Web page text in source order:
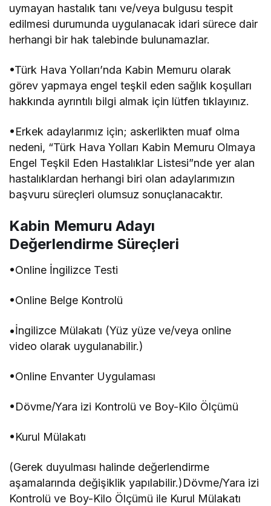
uymayan hastalık tanı ve/veya bulgusu tespit
edilmesi durumunda uygulanacak idari sürece dair
herhangi bir hak talebinde bulunamazlar.
•Türk Hava Yolları’nda Kabin Memuru olarak
görev yapmaya engel teşkil eden sağlık koşulları
hakkında ayrıntılı bilgi almak için lütfen tıklayınız.
•Erkek adaylarımız için; askerlikten muaf olma
nedeni, “Türk Hava Yolları Kabin Memuru Olmaya
Engel Teşkil Eden Hastalıklar Listesi”nde yer alan
hastalıklardan herhangi biri olan adaylarımızın
başvuru süreçleri olumsuz sonuçlanacaktır.
Kabin Memuru Adayı
Değerlendirme Süreçleri
•Online İngilizce Testi
•Online Belge Kontrolü
•İngilizce Mülakatı (Yüz yüze ve/veya online
video olarak uygulanabilir.)
•Online Envanter Uygulaması
•Dövme/Yara izi Kontrolü ve Boy-Kilo Ölçümü
•Kurul Mülakatı
(Gerek duyulması halinde değerlendirme
aşamalarında değişiklik yapılabilir.)Dövme/Yara izi
Kontrolü ve Boy-Kilo Ölçümü ile Kurul Mülakatı